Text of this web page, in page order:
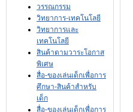
วรรณกรรม
วิทยาการ-เทคโนโลยี
วิทยาการและ
เทคโนโลยี
สินค้าตามวาระโอกาส
พิเศษ
สื่อ-ของเล่นเด็กเพื่อการ
ศึกษา-สินค้าสำหรับ
เด็ก
สื่อ-ของเล่นเด็กเพื่อการ